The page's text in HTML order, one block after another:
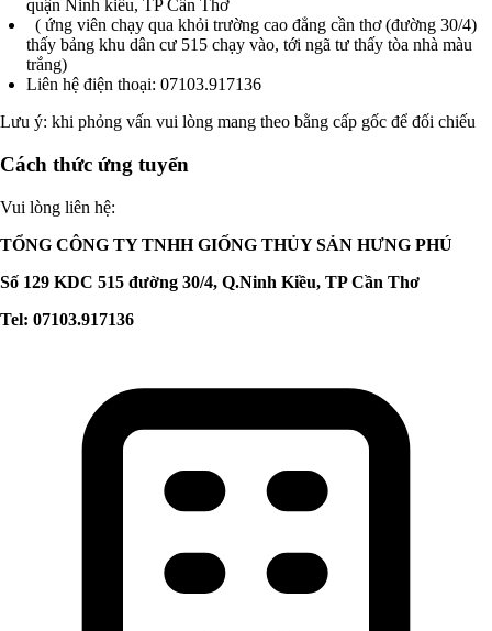
quận Ninh kiều, TP Cần Thơ
( ứng viên chạy qua khỏi trường cao đẳng cần thơ (đường 30/4)
thấy bảng khu dân cư 515 chạy vào, tới ngã tư thấy tòa nhà màu
trắng)
Liên hệ điện thoại: 07103.917136
Lưu ý: khi phỏng vấn vui lòng mang theo bằng cấp gốc để đối chiếu
Cách thức ứng tuyển
Vui lòng liên hệ:
TỔNG CÔNG TY TNHH GIỐNG THỦY SẢN HƯNG PHÚ
Số 129 KDC 515 đường 30/4, Q.Ninh Kiều, TP Cần Thơ
Tel: 07103.917136